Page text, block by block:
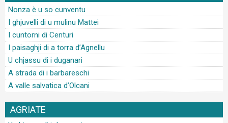
Nonza è u so cunventu
I ghjuvelli di u mulinu Mattei
I cuntorni di Centuri
I paisaghji di a torra d’Agnellu
U chjassu di i duganari
A strada di i barbareschi
A valle salvatica d’Olcani
AGRIATE